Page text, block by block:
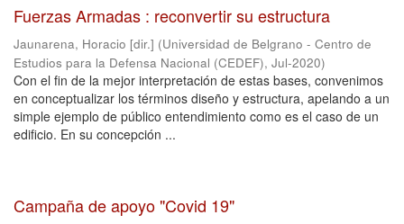
Fuerzas Armadas : reconvertir su estructura
Jaunarena, Horacio [dir.] (Universidad de Belgrano - Centro de
Estudios para la Defensa Nacional (CEDEF), Jul-2020)
Con el fin de la mejor interpretación de estas bases, convenimos
en conceptualizar los términos diseño y estructura, apelando a un
simple ejemplo de público entendimiento como es el caso de un
edificio. En su concepción ...
Campaña de apoyo "Covid 19"